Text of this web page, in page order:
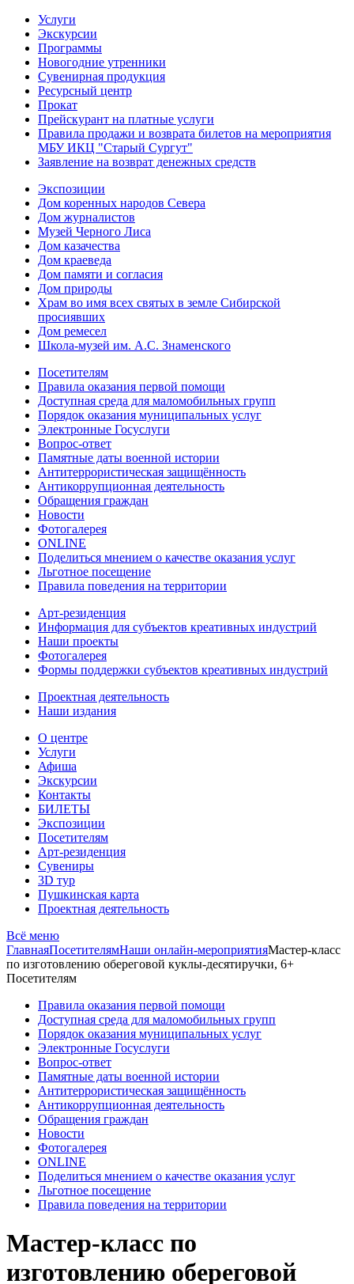
Услуги
Экскурсии
Программы
Новогодние утренники
Сувенирная продукция
Ресурсный центр
Прокат
Прейскурант на платные услуги
Правила продажи и возврата билетов на мероприятия
МБУ ИКЦ "Старый Сургут"
Заявление на возврат денежных средств
Экспозиции
Дом коренных народов Севера
Дом журналистов
Музей Черного Лиса
Дом казачества
Дом краеведа
Дом памяти и согласия
Дом природы
Храм во имя всех святых в земле Сибирской
просиявших
Дом ремесел
Школа-музей им. А.С. Знаменского
Посетителям
Правила оказания первой помощи
Доступная среда для маломобильных групп
Порядок оказания муниципальных услуг
Электронные Госуслуги
Вопрос-ответ
Памятные даты военной истории
Антитеррористическая защищённость
Антикоррупционная деятельность
Обращения граждан
Новости
Фотогалерея
ONLINE
Поделиться мнением о качестве оказания услуг
Льготное посещение
Правила поведения на территории
Арт-резиденция
Информация для субъектов креативных индустрий
Наши проекты
Фотогалерея
Формы поддержки субъектов креативных индустрий
Проектная деятельность
Наши издания
О центре
Услуги
Афиша
Экскурсии
Контакты
БИЛЕТЫ
Экспозиции
Посетителям
Арт-резиденция
Сувениры
3D тур
Пушкинская карта
Проектная деятельность
Всё меню
ГлавнаяПосетителямНаши онлайн-мероприятияМастер-класс
по изготовлению обереговой куклы-десятиручки, 6+
Посетителям
Правила оказания первой помощи
Доступная среда для маломобильных групп
Порядок оказания муниципальных услуг
Электронные Госуслуги
Вопрос-ответ
Памятные даты военной истории
Антитеррористическая защищённость
Антикоррупционная деятельность
Обращения граждан
Новости
Фотогалерея
ONLINE
Поделиться мнением о качестве оказания услуг
Льготное посещение
Правила поведения на территории
Мастер-класс по
изготовлению обереговой